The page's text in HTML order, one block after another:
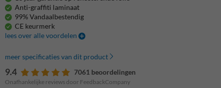
Anti-graffiti laminaat
99% Vandaalbestendig
CE keurmerk
lees over alle voordelen
meer specificaties van dit product
9.4 7061 beoordelingen
Onafhankelijke reviews door FeedbackCompany